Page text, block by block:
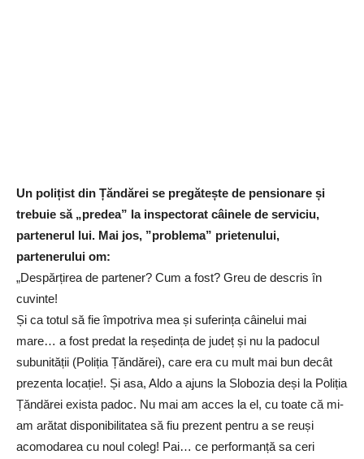
Un polițist din Țăndărei se pregătește de pensionare și
trebuie să „predea” la inspectorat câinele de serviciu,
partenerul lui. Mai jos, ”problema” prietenului,
partenerului om:
„Despărțirea de partener? Cum a fost? Greu de descris în
cuvinte!
Și ca totul să fie împotriva mea și suferința câinelui mai
mare… a fost predat la reședința de județ și nu la padocul
subunității (Poliția Țăndărei), care era cu mult mai bun decât
prezenta locație!. Și asa, Aldo a ajuns la Slobozia deși la Poliția
Țăndărei exista padoc. Nu mai am acces la el, cu toate că mi-
am arătat disponibilitatea să fiu prezent pentru a se reuși
acomodarea cu noul coleg! Pai… ce performanță sa ceri